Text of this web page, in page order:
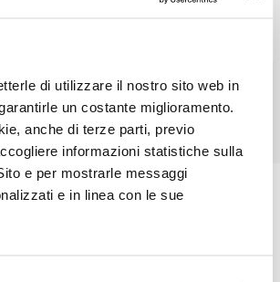
di utilizzare il nostro sito web in
un costante miglioramento.
anche di terze parti, previo
informazioni statistiche sulla
e per mostrarle messaggi
e in linea con le sue
Articolo successivo
Chi Siamo